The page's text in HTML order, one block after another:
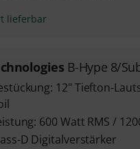
lieferbar
B-Hype 8/
12" Tiefton-
600 Watt RMS /
D Digitalverstärker